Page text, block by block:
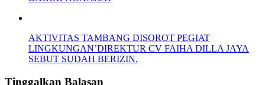
AKTIVITAS TAMBANG DISOROT PEGIAT
LINGKUNGAN’DIREKTUR CV FAIHA DILLA JAYA
SEBUT SUDAH BERIZIN.
Tinggalkan Balasan